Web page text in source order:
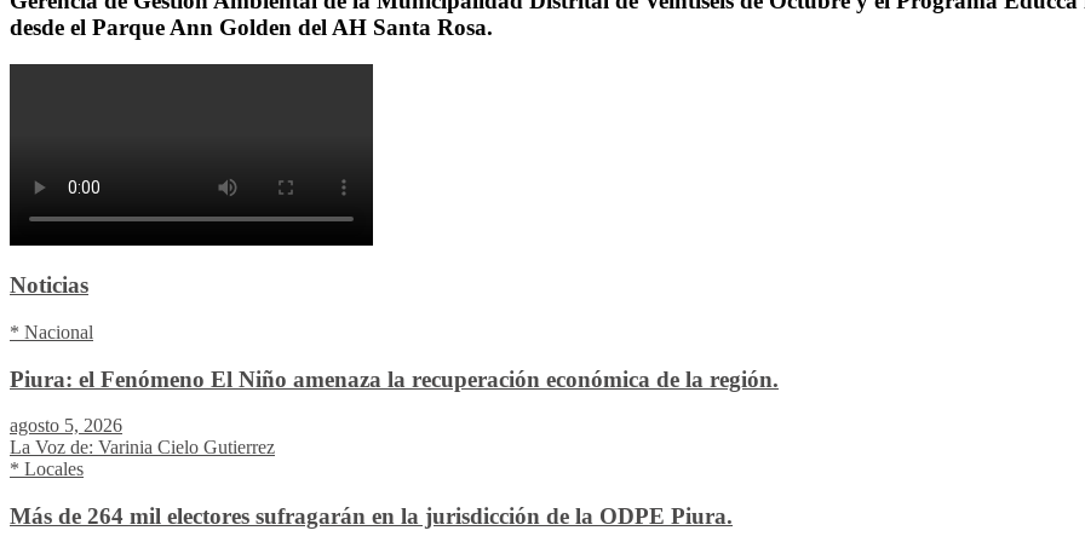
desde el Parque Ann Golden del AH Santa Rosa.
Noticias
* Nacional
Piura: el Fenómeno El Niño amenaza la recuperación económica de la región.
agosto 5, 2026
La Voz de: Varinia Cielo Gutierrez
* Locales
Más de 264 mil electores sufragarán en la jurisdicción de la ODPE Piura.